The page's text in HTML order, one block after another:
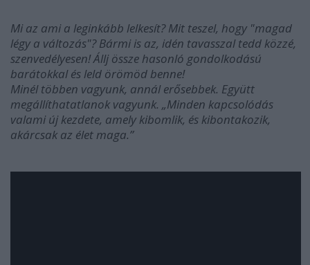
Mi az ami a leginkább lelkesít? Mit teszel, hogy "magad
légy a változás"? Bármi is az, idén tavasszal tedd közzé,
szenvedélyesen! Állj össze hasonló gondolkodású
barátokkal és leld örömöd benne!
Minél többen vagyunk, annál erősebbek. Együtt
megállíthatatlanok vagyunk. „Minden kapcsolódás
valami új kezdete, amely kibomlik, és kibontakozik,
akárcsak az élet maga.”